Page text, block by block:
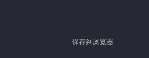
保存到浏览器